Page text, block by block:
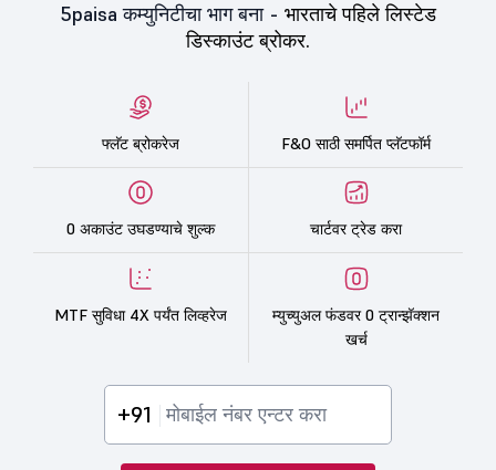
5paisa कम्युनिटीचा भाग बना - भारताचे पहिले लिस्टेड
डिस्काउंट ब्रोकर.
फ्लॅट ब्रोकरेज F&O साठी समर्पित प्लॅटफॉर्म
0 अकाउंट उघडण्याचे शुल्क चार्टवर ट्रेड करा
MTF सुविधा 4X पर्यंत लिव्हरेज
म्युच्युअल फंडवर 0 ट्रान्झॅक्शन
खर्च
+91